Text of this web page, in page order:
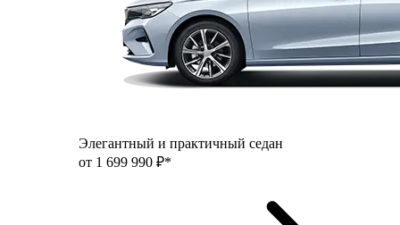
Элегантный и практичный седан
от 1 699 990 ₽*